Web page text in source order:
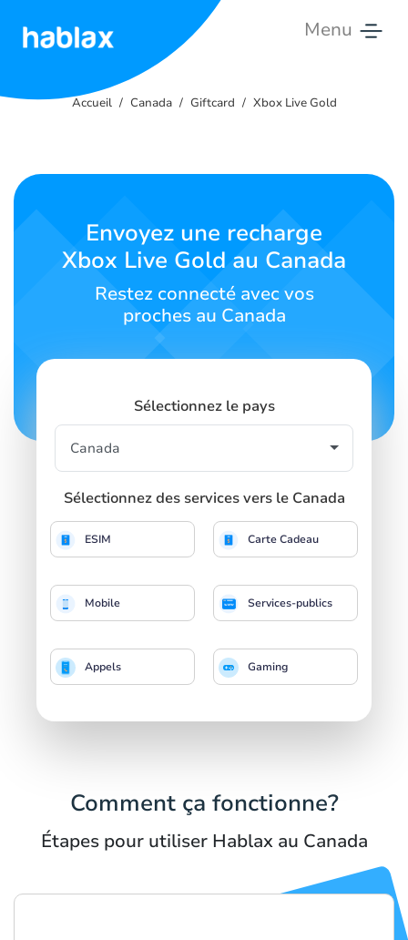
Menu
Contactez-
nous
SIGN IN
Accueil Canada Giftcard Xbox Live Gold
Envoyez une recharge
Xbox Live Gold au Canada
Restez connecté avec vos
proches au Canada
Sélectionnez le pays
Sélectionnez des services vers le Canada
ESIM Carte Cadeau
Mobile Services-publics
Appels Gaming
Comment ça fonctionne?
Étapes pour utiliser Hablax au Canada